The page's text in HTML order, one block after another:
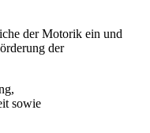
der Motorik ein und
der
sowie